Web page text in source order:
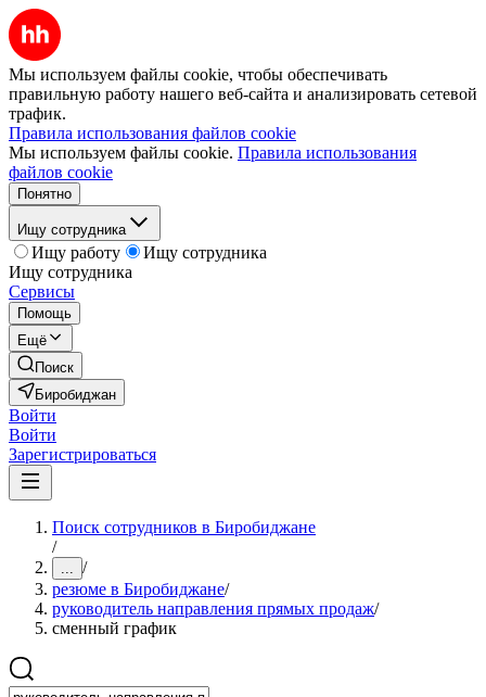
Мы используем файлы cookie, чтобы обеспечивать
правильную работу нашего веб-сайта и анализировать сетевой
трафик.
Правила использования файлов cookie
Мы используем файлы cookie. Правила использования
файлов cookie
Понятно
Ищу сотрудника
Ищу работу
Ищу сотрудника
Ищу сотрудника
Сервисы
Помощь
Ещё
Поиск
Биробиджан
Войти
Войти
Зарегистрироваться
Поиск сотрудников в Биробиджане
/
... /
резюме в Биробиджане/
руководитель направления прямых продаж/
сменный график